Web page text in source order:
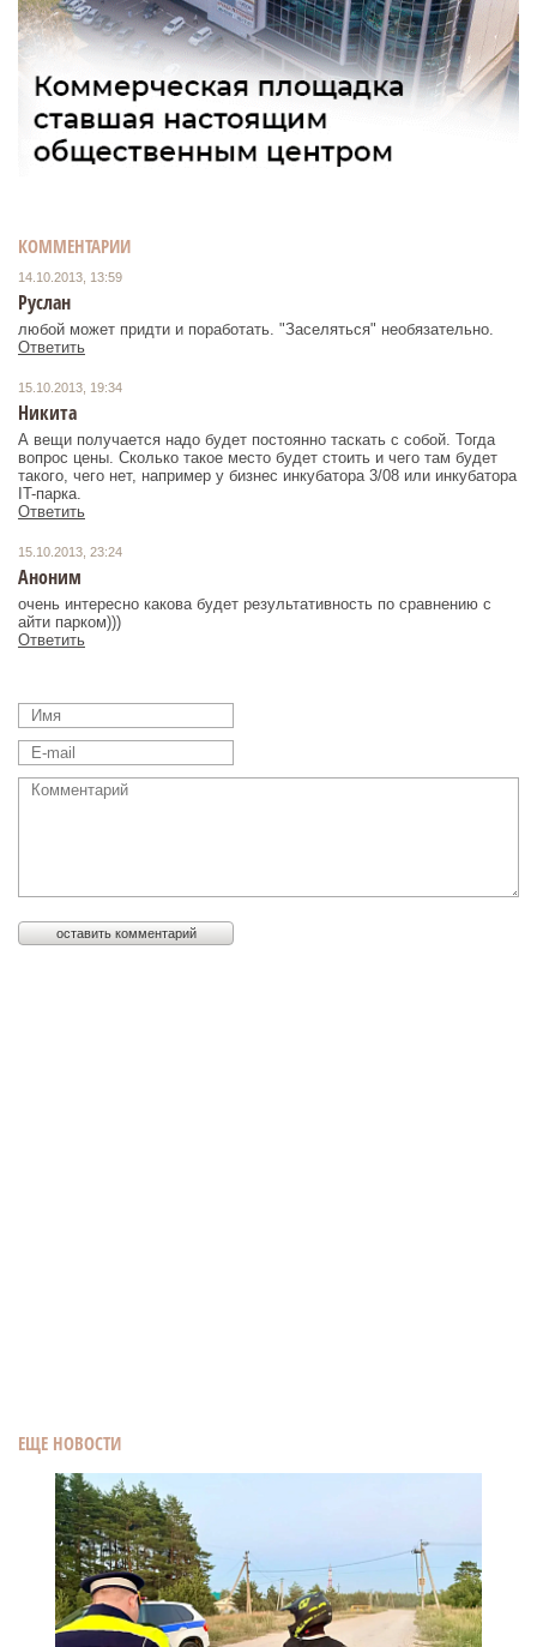
ЕЩЕ НОВОСТИ
КОММЕНТАРИИ
14.10.2013, 13:59
Руслан
любой может придти и поработать. "Заселяться" необязательно.
Ответить
15.10.2013, 19:34
Никита
А вещи получается надо будет постоянно таскать с собой. Тогда
вопрос цены. Сколько такое место будет стоить и чего там будет
такого, чего нет, например у бизнес инкубатора 3/08 или инкубатора
IT-парка.
Ответить
15.10.2013, 23:24
Аноним
очень интересно какова будет результативность по сравнению с
айти парком)))
Ответить